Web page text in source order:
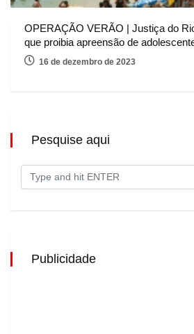
OPERAÇÃO VERÃO | Justiça do
que proibia apreensão de
16 de dezembro de 2023
Pesquise aqui
Publicidade